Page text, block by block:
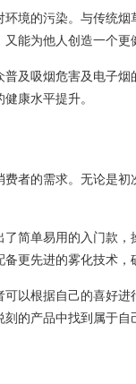
境的污染。与传统
能为他人创造一个更
及吸烟危害及电子
康水平提升。
者的需求。无论是
简单易用的入门款
更先进的雾化技术，
以根据自己的喜好
的产品中找到属于自